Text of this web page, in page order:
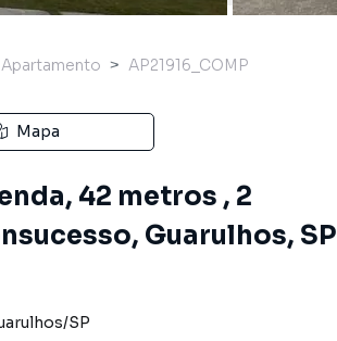
Apartamento AP21916_COMP
Mapa
42 metros , 2
Guarulhos, SP
/SP